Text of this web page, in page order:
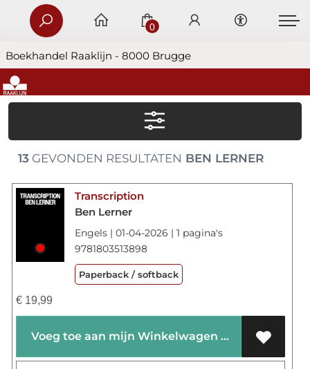
Boekhandel Raaklijn - 8000 Brugge
0
13GEVONDEN RESULTATEN BEN LERNER
Transcription
Ben Lerner
Engels | 01-04-2026 | 1 pagina's
9781803513898
Paperback / softback
€19,99
Voeg toe aan mijn Winkelwagen